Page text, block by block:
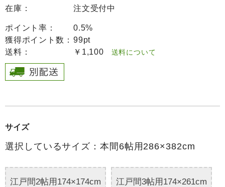
在庫：
注文受付中
ポイント率：
0.5%
獲得ポイント数： 99pt
送料：
￥1,100 送料について
サイズ
選択しているサイズ：本間6帖用286×382cm
江戸間2帖用174×174cm 江戸間3帖用174×261cm